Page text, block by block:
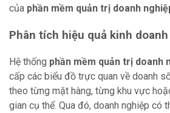
của phần mềm quản trị doanh
Phân tích hiệu quả kinh
Hệ thống phần mềm quản trị doanh
cấp các biểu đồ trực quan về doanh
theo từng mặt hàng, từng khu vực
gian cụ thể. Qua đó, doanh nghiệp có